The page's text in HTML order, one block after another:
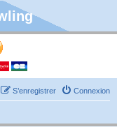
Connexion
S’enregistrer